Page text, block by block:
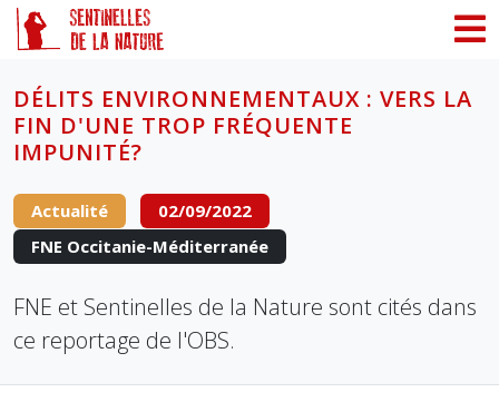
DÉLITS ENVIRONNEMENTAUX : VERS LA
FIN D'UNE TROP FRÉQUENTE
IMPUNITÉ?
Actualité
02/09/2022
FNE Occitanie-Méditerranée
FNE et Sentinelles de la Nature sont cités dans
ce reportage de l'OBS.
Panneau de gestion des cookies